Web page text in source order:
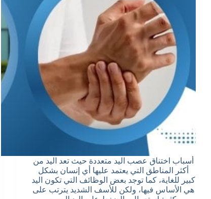
أسباب اختناق عصب اليد متعددة حيث تعد اليد من
أكثر المناطق التي يعتمد عليها أي إنسان بشكل
كبير للغاية، كما توجد بعض الوظائف التي تكون اليد
هي الأساس فيها، ولكن للأسف الشديد يترتب على